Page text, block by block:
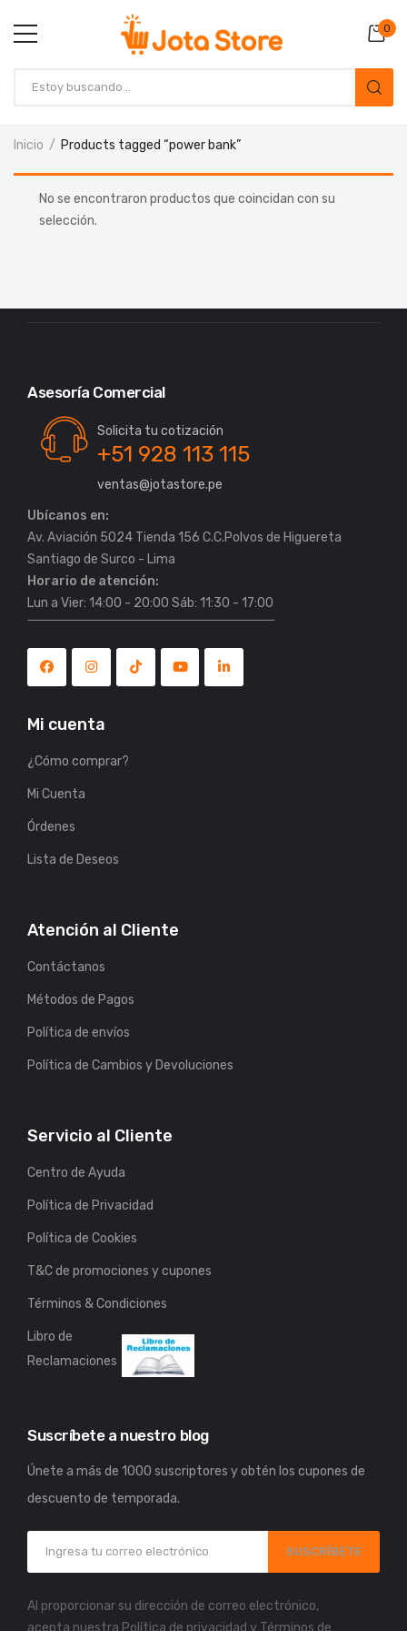
0
Inicio Products tagged “power bank”
No se encontraron productos que coincidan con su
selección.
Asesoría Comercial
Solicita tu cotización
+51 928 113 115
ventas@jotastore.pe
Ubícanos en:
Av. Aviación 5024 Tienda 156 C.C.Polvos de Higuereta
Horario de atención:
Lun a Vier: 14:00 - 20:00 Sáb: 11:30 - 17:00
Mi cuenta
¿Cómo comprar?
Mi Cuenta
Órdenes
Lista de Deseos
Atención al Cliente
Contáctanos
Métodos de Pagos
Política de envíos
Política de Cambios y Devoluciones
Servicio al Cliente
Centro de Ayuda
Política de Privacidad
Política de Cookies
T&C de promociones y cupones
Términos & Condiciones
Libro de
Reclamaciones
Suscríbete a nuestro blog
Únete a más de 1000 suscriptores y obtén los cupones de
descuento de temporada.
SUSCRÍBETE
Al proporcionar su dirección de correo electrónico,
acepta nuestra Política de privacidad y Términos de